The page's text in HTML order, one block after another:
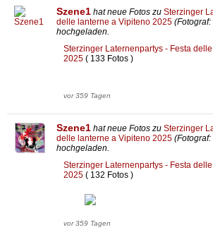
Szene1 hat neue Fotos zu Sterzinger
delle lanterne a Vipiteno 2025 (Fotograf:
hochgeladen.
Sterzinger Laternenpartys - Festa
2025 ( 133 Fotos )
vor 359 Tagen
Szene1 hat neue Fotos zu Sterzinger
delle lanterne a Vipiteno 2025 (Fotograf:
hochgeladen.
Sterzinger Laternenpartys - Festa
2025 ( 132 Fotos )
vor 359 Tagen